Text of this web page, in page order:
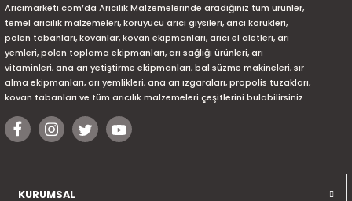
Arıcımarketi.com’da Arıcılık Malzemelerinde aradığınız tüm ürünler,
temel arıcılık malzemeleri, koruyucu arıcı giysileri, arıcı körükleri,
polen tabanları, kovanlar, kovan ekipmanları, arıcı el aletleri, arı
yemleri, polen toplama ekipmanları, arı sağlığı ürünleri, arı
vitaminleri, ana arı yetiştirme ekipmanları, bal süzme makineleri, sır
alma ekipmanları, arı yemlikleri, ana arı ızgaraları, propolis tuzakları,
kovan tabanları ve tüm arıcılık malzemeleri çeşitlerini bulabilirsiniz.
KURUMSAL